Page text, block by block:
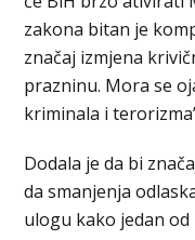
zakona bitan je
značaj izmjena
prazninu. Mora se
kriminala i
Dodala je da bi
da smanjenja
ulogu kako jedan